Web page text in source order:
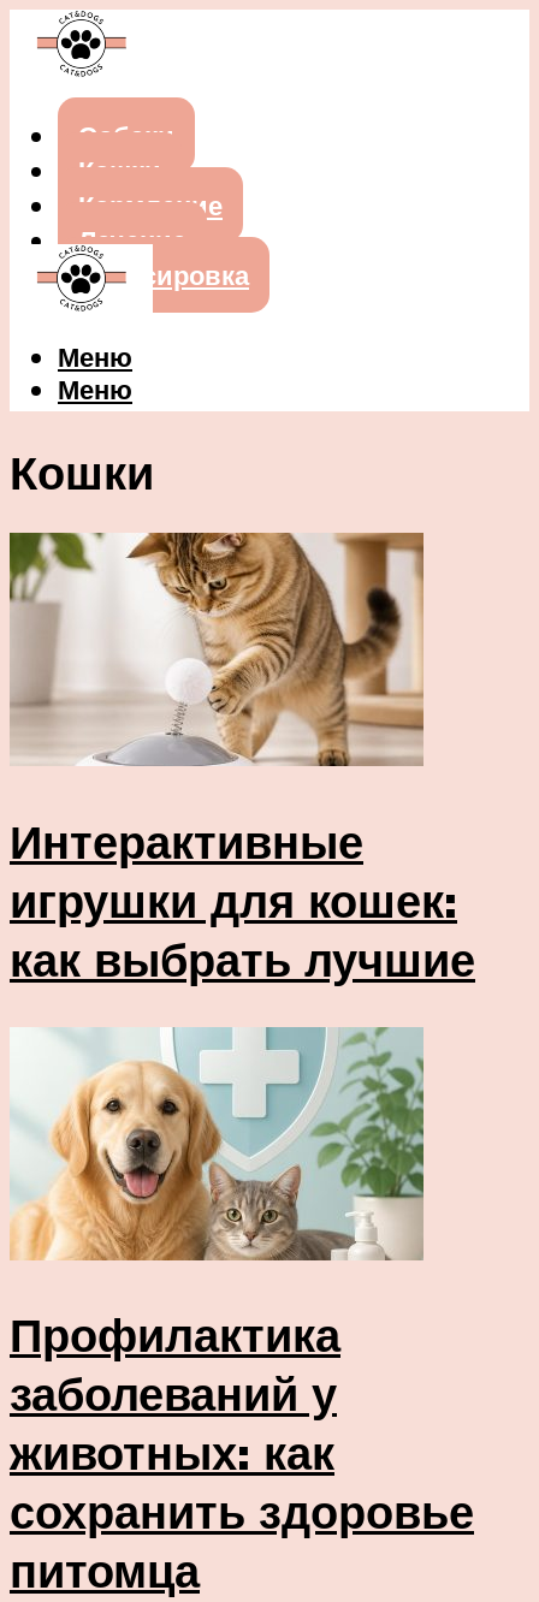
Собаки
Кошки
Кормление
Лечение
Дрессировка
Меню
Меню
Кошки
Интерактивные
игрушки для кошек:
как выбрать лучшие
Профилактика
заболеваний у
животных: как
сохранить здоровье
питомца